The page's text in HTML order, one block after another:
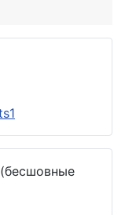
(бесшовные